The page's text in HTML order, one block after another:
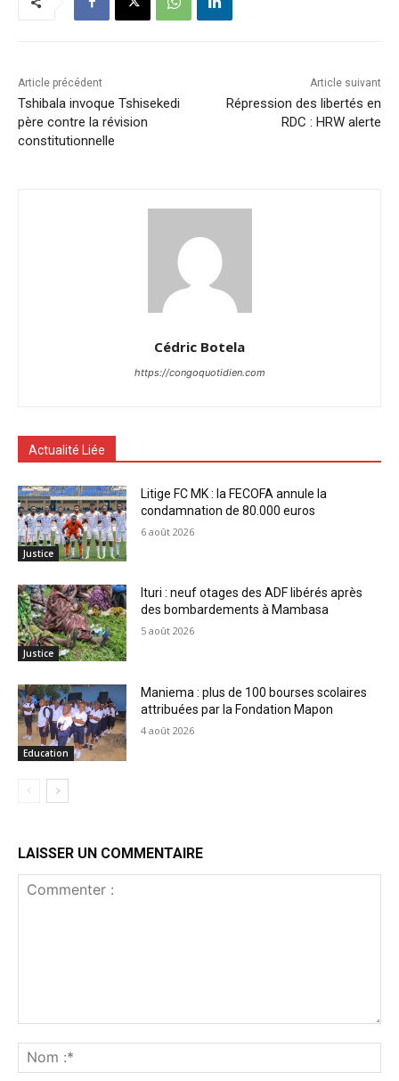
Article précédent
Tshibala invoque Tshisekedi
père contre la révision
constitutionnelle
Article suivant
Répression des libertés en
RDC : HRW alerte
Cédric Botela
https://congoquotidien.com
Actualité Liée
Justice
Litige FC MK : la FECOFA annule la
condamnation de 80.000 euros
6 août 2026
Justice
Ituri : neuf otages des ADF libérés après
des bombardements à Mambasa
5 août 2026
Education
Maniema : plus de 100 bourses scolaires
attribuées par la Fondation Mapon
4 août 2026
LAISSER UN COMMENTAIRE
:*